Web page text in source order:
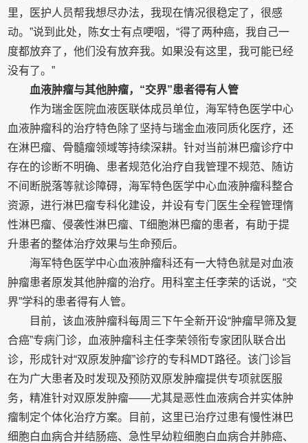
里，医护人员帮我想尽办法，我现在情况很稳定了，很感
动。”说到此处，陈女士有点哽咽，“得了两种癌，我自己一
度都放弃了，他们没有放弃我。如果没有这里，我可能已经
没有了。”
血液肿瘤与其他肿瘤，“交界”患者得有人管
作为瑞金医院血液医联体成员单位，海军特色医学中心
血液肿瘤科的治疗特色除了坚持与瑞金血液同质化医疗，还
在淋巴瘤、骨髓瘤领域等持续深耕。针对当前淋巴瘤诊疗中
存在的诊断不明确、患者规范化治疗自我管理不规范、随访
不间断脱落等就诊障碍，海军特色医学中心血液肿瘤科整合
资源，进行淋巴瘤专科化建设，并设有专门医生全程管理惰
性淋巴瘤、侵袭性淋巴瘤、T细胞淋巴瘤的患者，有助于提
升患者的整体治疗效果与生命预后。
海军特色医学中心血液肿瘤科还有一大特色就是对血液
肿瘤患者原发其他肿瘤的治疗。用科室主任李荣的话说，“交
界”学科的患者得有人管。
目前，该血液肿瘤科每周三下午全新开设“肿瘤早筛及复
合癌”专病门诊，血液肿瘤科主任李荣领衔专家团队联合出
诊，形成针对“双原发肿瘤”诊疗的专科MDT路径。该门诊旨
在为广大患者及时发现及预防双原发肿瘤提供专项就医服
务，精准针对双原发肿瘤——尤其是恶性血液病合并实体肿
瘤制定个体化治疗方案。目前，这里已治疗过患有慢性淋巴
细胞白血病合并结肠癌、急性早幼粒细胞白血病合并肺癌、